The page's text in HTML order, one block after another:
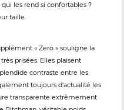
les rend si confortables ?
taille.
« Zero » souligne la
prisées. Elles plaisent
contraste entre les
toujours d'actualité les
transparente extrêmement